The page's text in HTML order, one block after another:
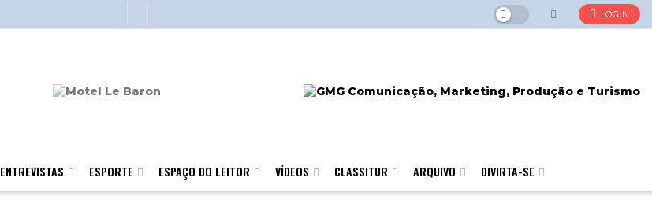
LOGIN
ENTREVISTAS ESPORTE ESPAÇO DO LEITOR VÍDEOS CLASSITUR ARQUIVO DIVIRTA-SE